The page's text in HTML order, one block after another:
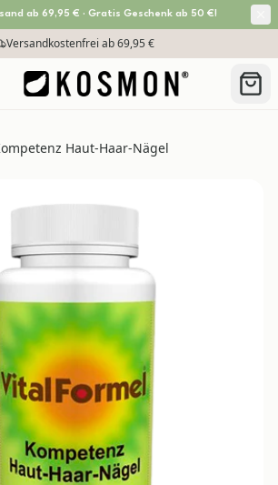
ab 69,95 € · Gratis Geschenk ab 50 €!
Versandkostenfrei ab 69,95 €
Haut-Haar-Nägel